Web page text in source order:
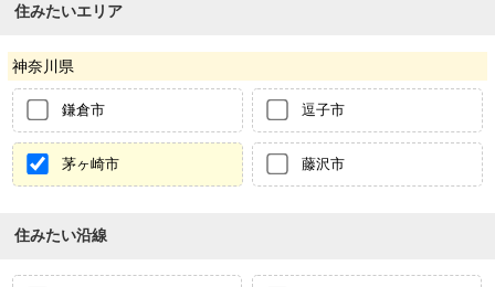
住みたいエリア
神奈川県
鎌倉市 逗子市
茅ヶ崎市 藤沢市
住みたい沿線